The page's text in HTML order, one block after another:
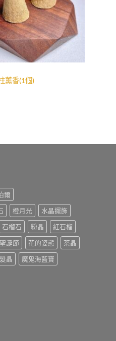
薰香(1個)
爾
橙月光
水晶擺飾
石榴石 粉晶
紅石榴
聖誕節 花的姿態
茶晶
晶
魔鬼海藍寶